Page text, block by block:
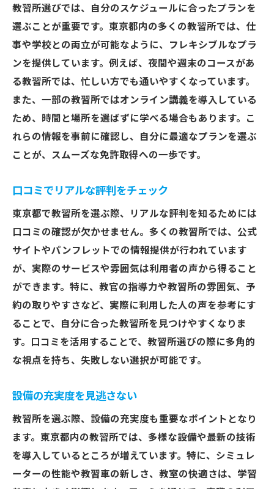
卒業検定の合格率を参考にする
質の高い指導が魅力！東京都教習所の教官を選
ぶコツ
教官の経験年数を確認
指導スタイルが自分に合うか
口コミで教官の評判をチェック
親切で丁寧な指導を受けられるか
卒業生の満足度を参考にする
東京都でコストパフォーマンスに優れた教習所
を見つける方法
隠れた追加料金に注意
特典付きプランの活用
短期集中プランがあるか
支払い方法の多様さを確認
月ごとの支払い額を見積もる
び
信頼できるサイトで口コミをチェック
悪評が多い場合の対処法
卒業生の意見を参考にする
教習所選びでは、自分のスケジュールに合ったプランを
選ぶことが重要です。東京都内の多くの教習所では、仕
事や学校との両立が可能なように、フレキシブルなプラ
ンを提供しています。例えば、夜間や週末のコースがあ
る教習所では、忙しい方でも通いやすくなっています。
また、一部の教習所ではオンライン講義を導入している
ため、時間と場所を選ばずに学べる場合もあります。こ
れらの情報を事前に確認し、自分に最適なプランを選ぶ
ことが、スムーズな免許取得への一歩です。
口コミでリアルな評判をチェック
東京都で教習所を選ぶ際、リアルな評判を知るためには
口コミの確認が欠かせません。多くの教習所では、公式
サイトやパンフレットでの情報提供が行われています
が、実際のサービスや雰囲気は利用者の声から得ること
ができます。特に、教官の指導力や教習所の雰囲気、予
約の取りやすさなど、実際に利用した人の声を参考にす
ることで、自分に合った教習所を見つけやすくなりま
す。口コミを活用することで、教習所選びの際に多角的
な視点を持ち、失敗しない選択が可能です。
設備の充実度を見逃さない
教習所を選ぶ際、設備の充実度も重要なポイントとなり
ます。東京都内の教習所では、多様な設備や最新の技術
を導入しているところが増えています。特に、シミュレ
ーターの性能や教習車の新しさ、教室の快適さは、学習